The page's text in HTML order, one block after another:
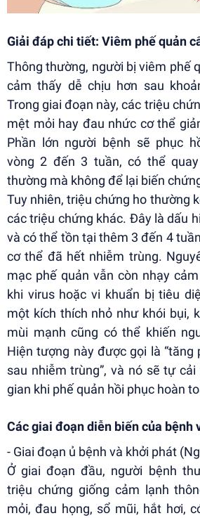
Giải đáp chi tiết: Viêm phế quản
Thông thường, người bị viêm phế
cảm thấy dễ chịu hơn sau
Trong giai đoạn này, các triệu
mệt mỏi hay đau nhức cơ thể
Phần lớn người bệnh sẽ phục
vòng 2 đến 3 tuần, có thể
thường mà không để lại biến
Tuy nhiên, triệu chứng ho thường
các triệu chứng khác. Đây là dấu
và có thể tồn tại thêm 3 đến 4
cơ thể đã hết nhiễm trùng.
mạc phế quản vẫn còn nhạy
khi virus hoặc vi khuẩn bị tiêu
một kích thích nhỏ như khói bụi,
mùi mạnh cũng có thể khiến
Hiện tượng này được gọi là “tăng
sau nhiễm trùng”, và nó sẽ tự
gian khi phế quản hồi phục hoàn
Các giai đoạn diễn biến của bệnh
- Giai đoạn ủ bệnh và khởi phát
Ở giai đoạn đầu, người bệnh
triệu chứng giống cảm lạnh
mỏi, đau họng, sổ mũi, hắt hơi,